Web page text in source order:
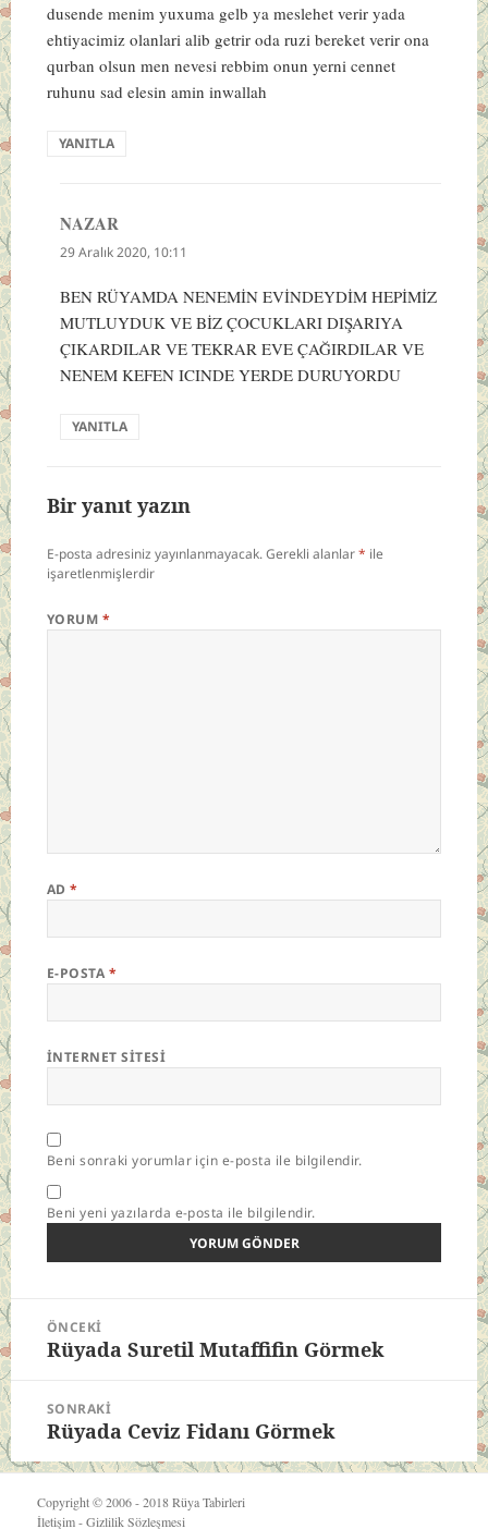
dusende menim yuxuma gelb ya meslehet verir yada
ehtiyacimiz olanlari alib getrir oda ruzi bereket verir ona
qurban olsun men nevesi rebbim onun yerni cennet
ruhunu sad elesin amin inwallah
YANITLA
NAZARdedi
ki:
29 Aralık 2020, 10:11
BEN RÜYAMDA NENEMİN EVİNDEYDİM HEPİMİZ
MUTLUYDUK VE BİZ ÇOCUKLARI DIŞARIYA
ÇIKARDILAR VE TEKRAR EVE ÇAĞIRDILAR VE
NENEM KEFEN ICINDE YERDE DURUYORDU
YANITLA
Bir yanıt yazın
E-posta adresiniz yayınlanmayacak.Gerekli alanlar* ile
işaretlenmişlerdir
YORUM *
AD*
E-POSTA *
İNTERNET SITESI
Beni sonraki yorumlar için e-posta ile bilgilendir.
Beni yeni yazılarda e-posta ile bilgilendir.
Yazı
gezinmesi
ÖNCEKI
Önceki
Rüyada Suretil Mutaffifin Görmek
SONRAKI
Sonraki
yazı:
Rüyada Ceviz Fidanı Görmek
Copyright © 2006 - 2018Rüya Tabirleri
İletişim-Gizlilik Sözleşmesi